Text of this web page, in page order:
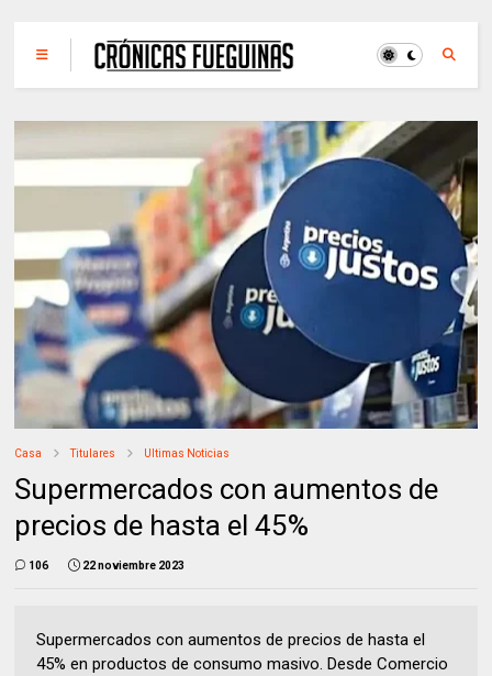
Casa Titulares Ultimas Noticias
Supermercados con aumentos de
precios de hasta el 45%
106 22 noviembre 2023
Supermercados con aumentos de precios de hasta el
45% en productos de consumo masivo. Desde Comercio